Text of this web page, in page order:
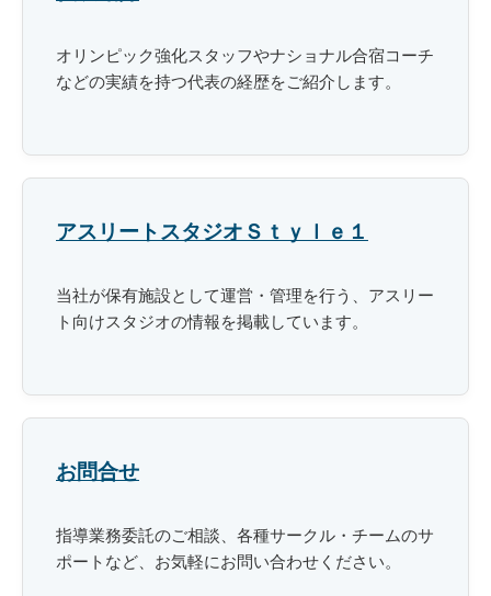
オリンピック強化スタッフやナショナル合宿コーチ
などの実績を持つ代表の経歴をご紹介します。
アスリートスタジオＳｔｙｌｅ１
当社が保有施設として運営・管理を行う、アスリー
ト向けスタジオの情報を掲載しています。
お問合せ
指導業務委託のご相談、各種サークル・チームのサ
ポートなど、お気軽にお問い合わせください。